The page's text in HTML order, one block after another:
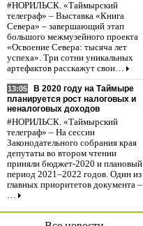
#НОРИЛЬСК. «Таймырский
телеграф» – Выставка «Книга
Севера» – завершающий этап
большого межмузейного проекта
«Освоение Севера: тысяча лет
успеха». Три сотни уникальных
артефактов расскажут свои…
13:05
В 2020 году на Таймыре
планируется рост налоговых и
неналоговых доходов
#НОРИЛЬСК. «Таймырский
телеграф» – На сессии
Законодательного собрания края
депутаты во втором чтении
приняли бюджет-2020 и плановый
период 2021–2022 годов. Один из
главных приоритетов документа –
…